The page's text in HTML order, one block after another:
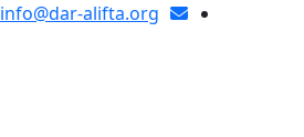
info@dar-alifta.org